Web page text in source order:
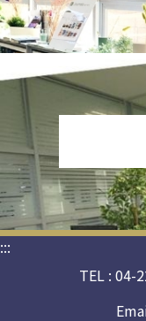
:::
TEL : 04-